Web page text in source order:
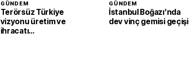
GÜNDEM
Terörsüz Türkiye
vizyonu üretim ve
ihracatı
GÜNDEM
İstanbul Boğazı’nda
dev vinç gemisi geçişi